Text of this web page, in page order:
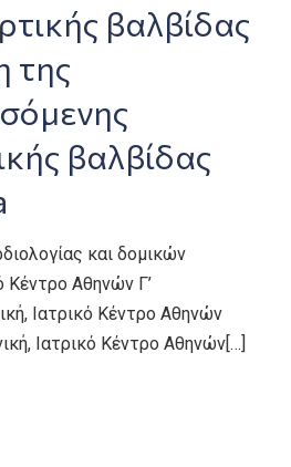
βαλβίδας
της
βαλβίδας
και δομικών
Κέντρο Αθηνών Γ’
Ιατρικό Κέντρο Αθηνών
Ιατρικό Κέντρο Αθηνών[…]